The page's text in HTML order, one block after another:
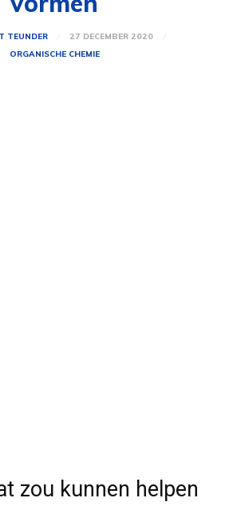
TEUNDER
27 DECEMBER 2020
ORGANISCHE CHEMIE
zou kunnen helpen